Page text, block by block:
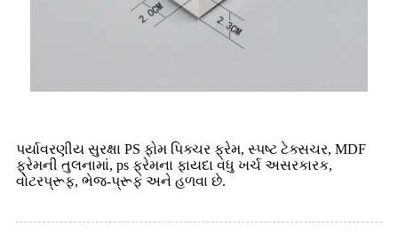
પર્યાવરણીય સુરક્ષા PS ફોમ પિક્ચર ફ્રેમ, સ્પષ્ટ ટેક્સચર, MDF
ફ્રેમની તુલનામાં, ps ફ્રેમના ફાયદા વધુ ખર્ચ અસરકારક,
વોટરપ્રૂફ, ભેજ-પ્રૂફ અને હળવા છે.